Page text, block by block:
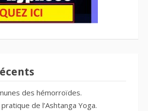
des hémorroïdes.
de l’Ashtanga Yoga.